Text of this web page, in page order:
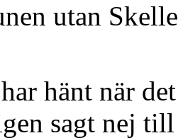
utan
hänt när
sagt nej